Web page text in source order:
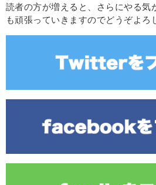
読者の方が増えると、さらにやる気
も頑張っていきますのでどうぞよろ